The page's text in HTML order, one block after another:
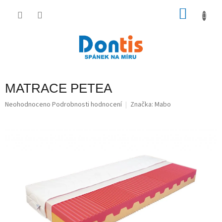
MATRACE PETEA
Průměrné
Neohodnoceno Podrobnosti hodnocení Značka: Mabo